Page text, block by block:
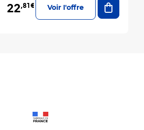
22,81€ Voir l'offre